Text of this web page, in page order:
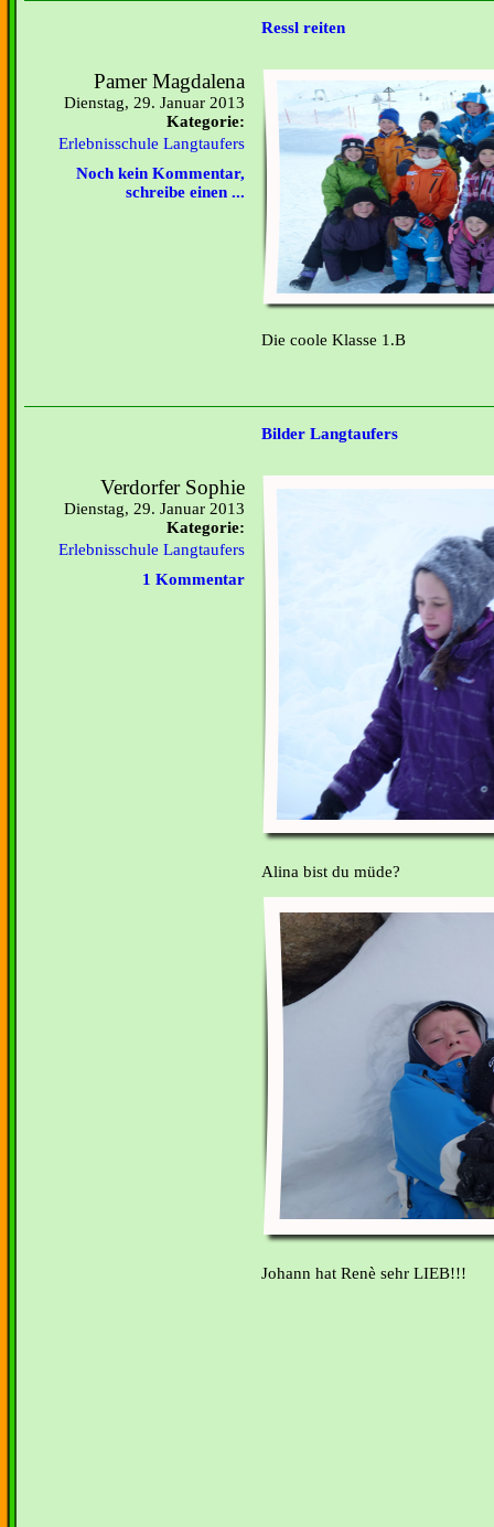
Ressl reiten
Pamer Magdalena
Dienstag, 29. Januar 2013
Kategorie:
Erlebnisschule Langtaufers
Noch kein Kommentar,
schreibe einen ...
Die coole Klasse 1.B
Bilder Langtaufers
Verdorfer Sophie
Dienstag, 29. Januar 2013
Kategorie:
Erlebnisschule Langtaufers
1 Kommentar
Alina bist du müde?
Johann hat Renè sehr LIEB!!!